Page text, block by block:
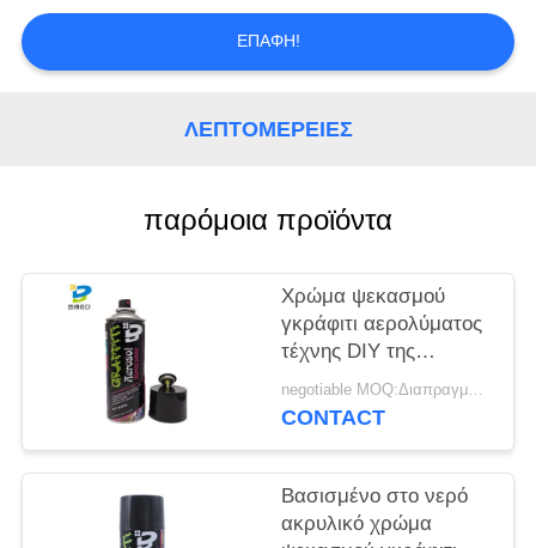
ΑΠΌΣΠΑΣΜΑ
ΕΠΑΦΉ!
ΛΕΠΤΟΜΈΡΕΙΕΣ
παρόμοια προϊόντα
Χρώμα ψεκασμού
γκράφιτι αερολύματος
τέχνης DIY της
Μοντάνα MTN 94
negotiable MOQ:Διαπραγματεύσιμος
CONTACT
Βασισμένο στο νερό
ακρυλικό χρώμα